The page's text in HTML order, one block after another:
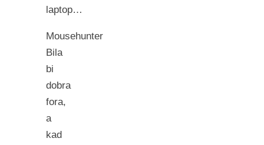
laptop…
Mousehunter
Bila
bi
dobra
fora,
a
kad